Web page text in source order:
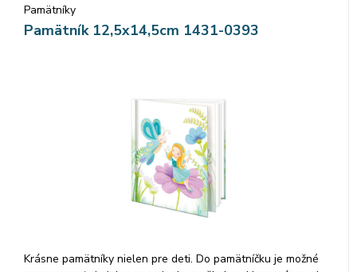
Pamätníky
Pamätník 12,5x14,5cm 1431-0393
Krásne pamätníky nielen pre deti. Do pamätníčku je možné